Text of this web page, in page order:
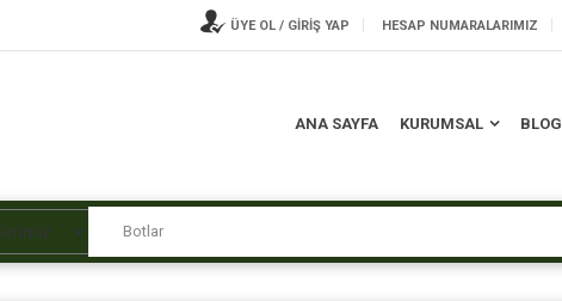
ÜYE OL / GİRİŞ YAP HESAP NUMARALARIMIZ
ANA SAYFA KURUMSAL BLOG